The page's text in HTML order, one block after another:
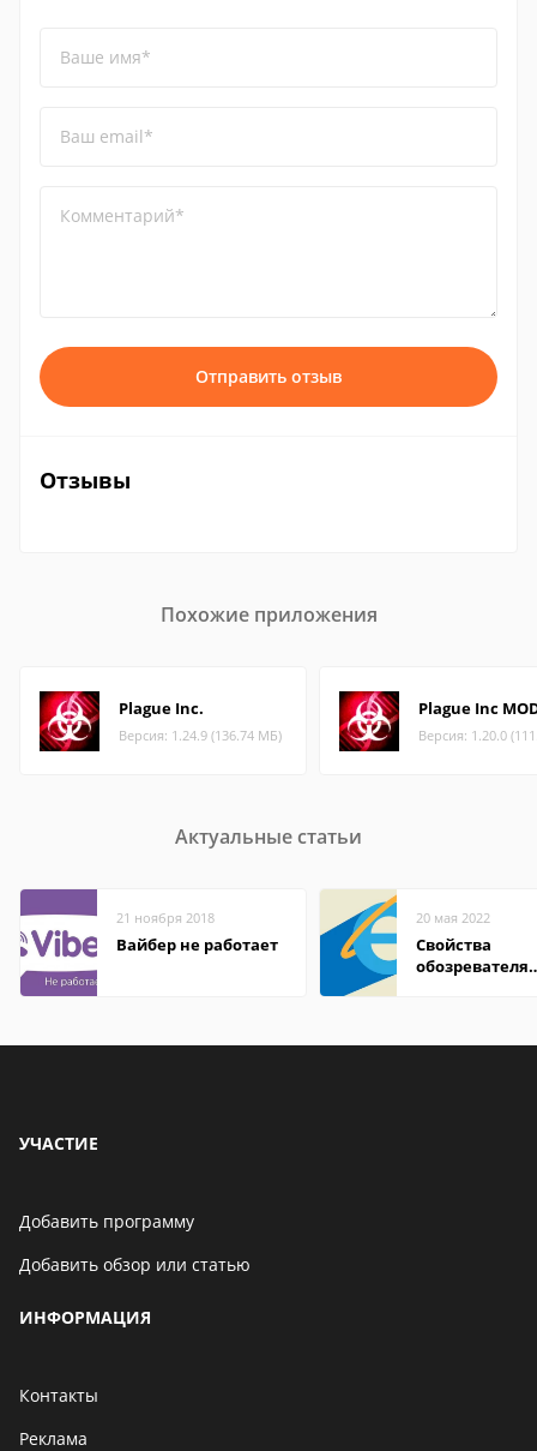
Ваше имя*
Ваш email*
Комментарий*
Отправить отзыв
Отзывы
Похожие приложения
Plague Inc.
Версия: 1.24.9 (136.74 МБ)
Plague Inc
Версия: 1.20.0
Актуальные статьи
21 ноября 2018
Вайбер не работает
20 мая 2022
Свойства
обозревателя
УЧАСТИЕ
Добавить программу
Добавить обзор или статью
ИНФОРМАЦИЯ
Контакты
Реклама